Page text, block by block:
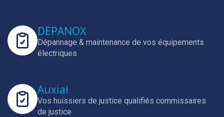
DEPANOX
Dépannage & maintenance de vos équipements
électriques
Auxial
Vos huissiers de justice qualifiés commissaires
de justice